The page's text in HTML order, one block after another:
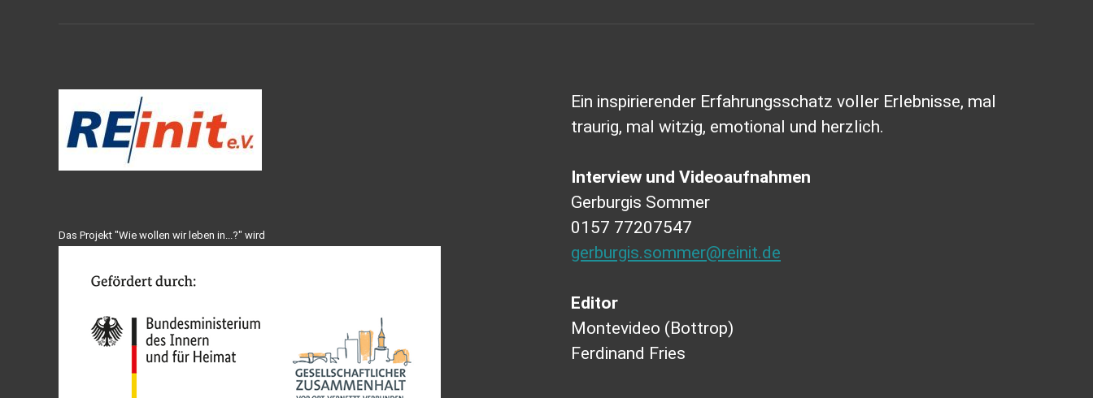
Das Projekt "Wie wollen wir leben in...?" wird
Ein inspirierender Erfahrungsschatz voller Erlebnisse, mal
traurig, mal witzig, emotional und herzlich.
Interview und Videoaufnahmen
Gerburgis Sommer
0157 77207547
gerburgis.sommer@reinit.de
Editor
Montevideo (Bottrop)
Ferdinand Fries